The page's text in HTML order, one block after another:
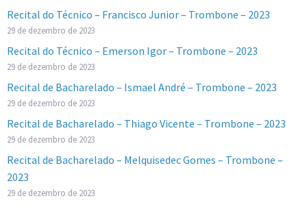
Recital do Técnico – Francisco Junior – Trombone – 2023
29 de dezembro de 2023
Recital do Técnico – Emerson Igor – Trombone – 2023
29 de dezembro de 2023
Recital de Bacharelado – Ismael André – Trombone – 2023
29 de dezembro de 2023
Recital de Bacharelado – Thiago Vicente – Trombone – 2023
29 de dezembro de 2023
Recital de Bacharelado – Melquisedec Gomes – Trombone –
2023
29 de dezembro de 2023